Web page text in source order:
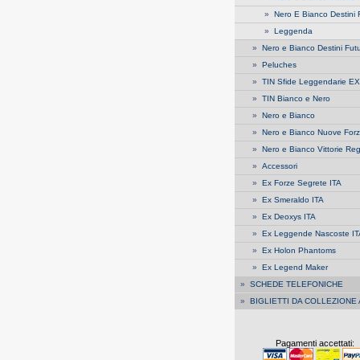
» Nero E Bianco Destini
» Leggenda
» Nero e Bianco Destini
» Peluches
» TIN Sfide Leggendarie EX
» TIN Bianco e Nero
» Nero e Bianco
» Nero e Bianco Nuove
» Nero e Bianco Vittorie
» Accessori
» Ex Forze Segrete ITA
» Ex Smeraldo ITA
» Ex Deoxys ITA
» Ex Leggende Nascoste
» Ex Holon Phantoms
» Ex Legend Maker
» SCHEDE TELEFONICHE
» BIGLIETTI DA COLLEZIONE
Pagamenti accettati: